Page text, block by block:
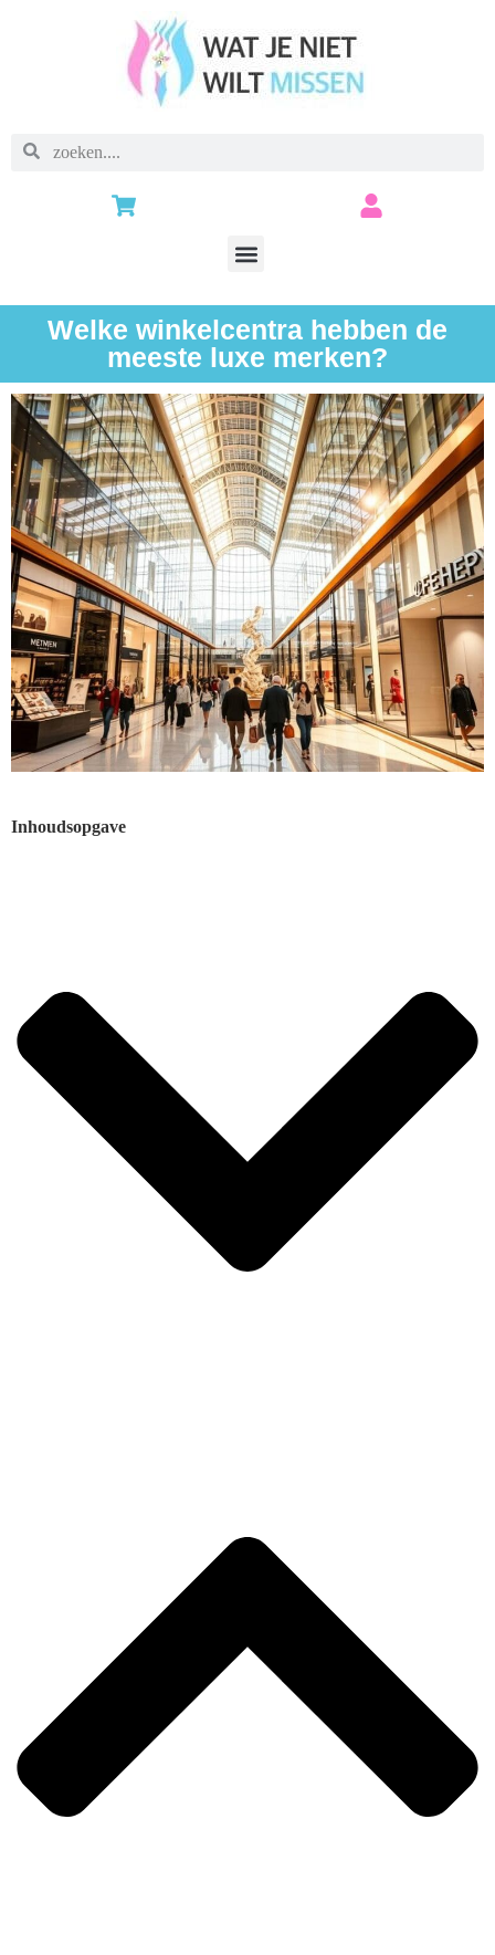
Welke winkelcentra hebben de
meeste luxe merken?
Inhoudsopgave